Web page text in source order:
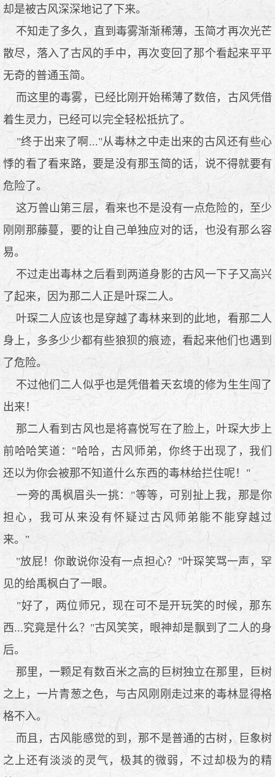
却是被古风深深地记了下来。
不知走了多久，直到毒雾渐渐稀薄，玉简才再次光芒
散尽，落入了古风的手中，再次变回了那个看起来平平
无奇的普通玉简。
而这里的毒雾，已经比刚开始稀薄了数倍，古风凭借
着生灵力，已经可以完全轻松抵抗了。
"终于出来了啊..."从毒林之中走出来的古风还有些心
悸的看了看来路，要是没有那玉简的话，说不得就要有
危险了。
这万兽山第三层，看来也不是没有一点危险的，至少
刚刚那藤蔓，要的让自己单独应对的话，也没有那么容
易。
不过走出毒林之后看到两道身影的古风一下子又高兴
了起来，因为那二人正是叶琛二人。
叶琛二人应该也是穿越了毒林来到的此地，看那二人
身上，多多少少都有些狼狈的痕迹，看起来他们也遇到
了危险。
不过他们二人似乎也是凭借着天玄境的修为生生闯了
出来！
那二人看到古风也是将喜悦写在了脸上，叶琛大步上
前哈哈笑道："哈哈，古风师弟，你终于出现了，我们
还以为你会被那不知道什么东西的毒林给拦住呢！"
一旁的禹枫眉头一挑："等等，可别扯上我，那是你
担心，我可从来没有怀疑过古风师弟能不能穿越过
来。"
"放屁！你敢说你没有一点担心？"叶琛笑骂一声，罕
见的给禹枫白了一眼。
"好了，两位师兄，现在可不是开玩笑的时候，那东
西...究竟是什么？"古风笑笑，眼神却是飘到了二人的身
后。
那里，一颗足有数百米之高的巨树独立在那里，巨树
之上，一片青葱之色，与古风刚刚走过来的毒林显得格
格不入。
而且，古风能感觉的到，那不是普通的古树，巨象树
之上还有淡淡的灵气，极其的微弱，不过却极为的精